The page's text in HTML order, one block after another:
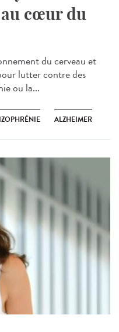
au cœur du
du cerveau et
lutter contre des
ou la...
ALZHEIMER